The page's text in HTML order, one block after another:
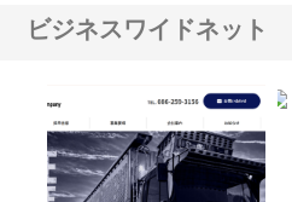
ビジネスワイドネット